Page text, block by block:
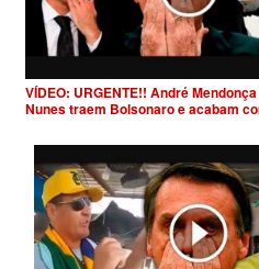
VÍDEO: URGENTE!! André
Nunes traem Bolsonaro e acabam